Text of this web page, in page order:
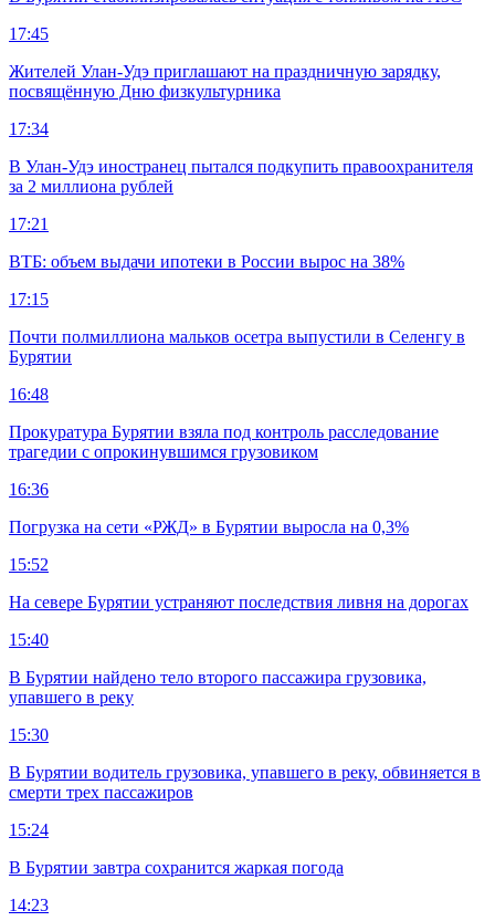
17:45
Жителей Улан-Удэ приглашают на праздничную зарядку,
посвящённую Дню физкультурника
17:34
В Улан-Удэ иностранец пытался подкупить правоохранителя
за 2 миллиона рублей
17:21
ВТБ: объем выдачи ипотеки в России вырос на 38%
17:15
Почти полмиллиона мальков осетра выпустили в Селенгу в
Бурятии
16:48
Прокуратура Бурятии взяла под контроль расследование
трагедии с опрокинувшимся грузовиком
16:36
Погрузка на сети «РЖД» в Бурятии выросла на 0,3%
15:52
На севере Бурятии устраняют последствия ливня на дорогах
15:40
В Бурятии найдено тело второго пассажира грузовика,
упавшего в реку
15:30
В Бурятии водитель грузовика, упавшего в реку, обвиняется в
смерти трех пассажиров
15:24
В Бурятии завтра сохранится жаркая погода
14:23